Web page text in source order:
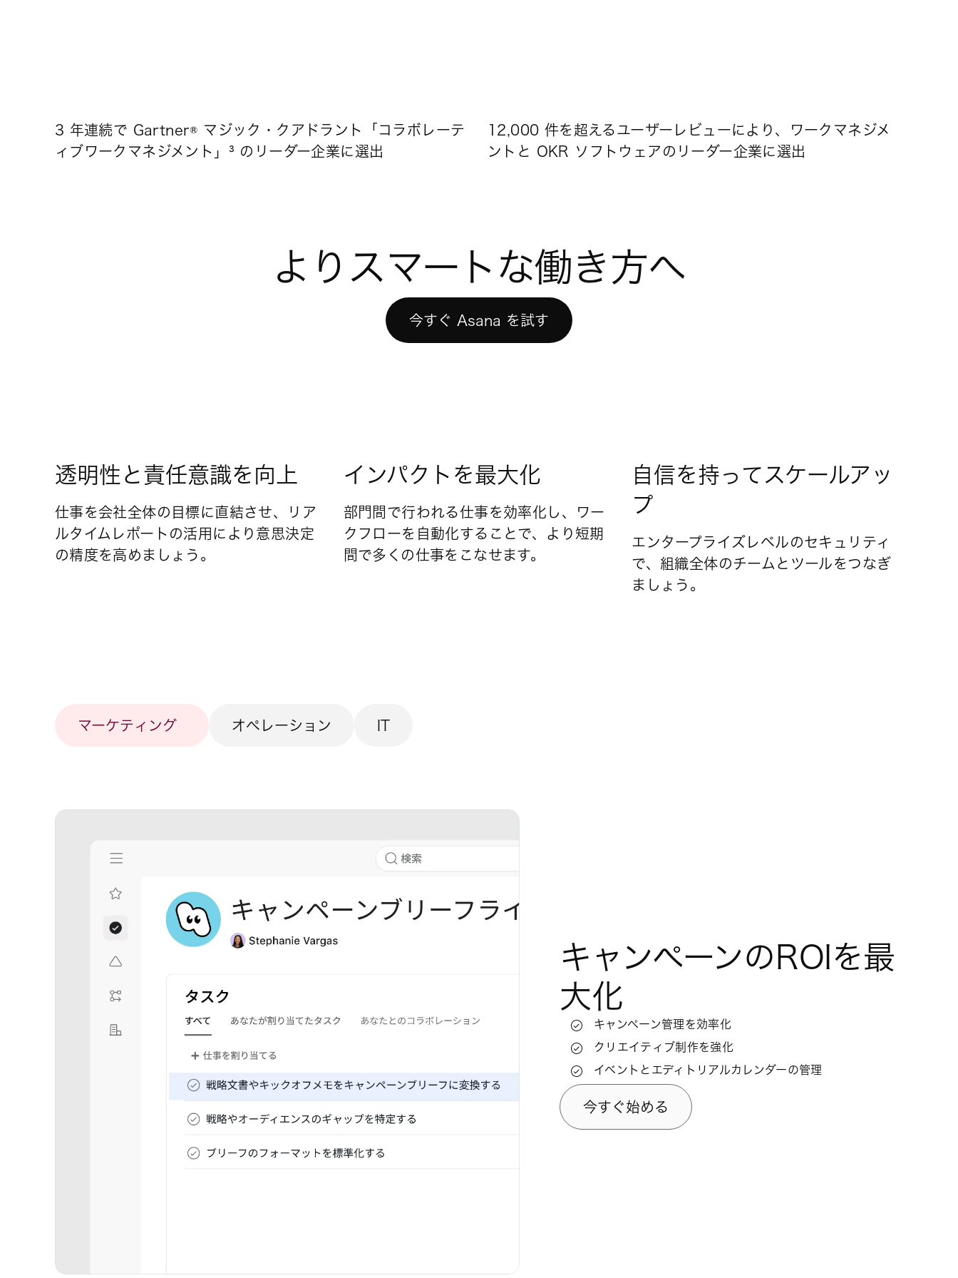
3 年連続で Gartner® マジック・クアドラント「コラボレーテ
ィブワークマネジメント」³ のリーダー企業に選出
12,000 件を超えるユーザーレビューにより、ワークマネジメ
ントと OKR ソフトウェアのリーダー企業に選出
よりスマートな働き方へ
今すぐ Asana を試す
透明性と責任意識を向上
仕事を会社全体の目標に直結させ、リア
ルタイムレポートの活用により意思決定
の精度を高めましょう。
インパクトを最大化
部門間で行われる仕事を効率化し、ワー
クフローを自動化することで、より短期
間で多くの仕事をこなせます。
自信を持ってスケールアッ
プ
エンタープライズレベルのセキュリティ
で、組織全体のチームとツールをつなぎ
ましょう。
マーケティング オペレーション IT
キャンペーンのROIを最
大化
キャンペーン管理を効率化
クリエイティブ制作を強化
イベントとエディトリアルカレンダーの管理
今すぐ始める
仕事をリアルタイムで追跡し、進捗を確認する
プロセスを統一して自動化する
障害を取り除き、収益目標を達成する
リソースを効果的に配分する
ワークフローを自動化し、スケールアップする
従業員のオンボーディングとオフボーディング